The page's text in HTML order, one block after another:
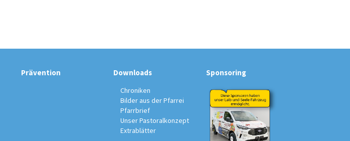
Prävention Downloads
Chroniken
Bilder aus der Pfarrei
Pfarrbrief
Unser Pastoralkonzept
Extrablätter
Sponsoring